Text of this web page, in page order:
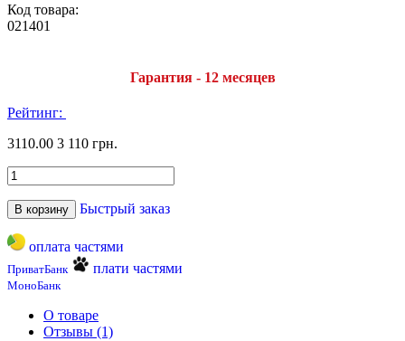
Код товара:
021401
Гарантия - 12 месяцев
Рейтинг:
3110.00 3 110 грн.
В корзину Быстрый заказ
оплата частями
ПриватБанк плати частями
МоноБанк
О товаре
Отзывы (1)